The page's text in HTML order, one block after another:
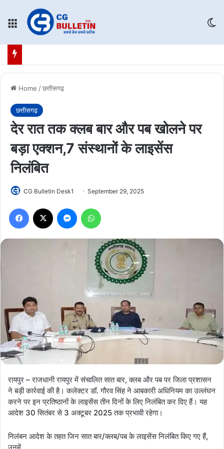
Menu
Home /छत्तीसगढ़
छत्तीसगढ़
देर रात तक क्लब बार और पब खोलने पर
बड़ा एक्शन,7 संस्थानों के लाइसेंस
निलंबित
CG Bulletin Desk1 September 29, 2025
Facebook Messenger
रायपुर – राजधानी रायपुर में संचालित सात बार, क्लब और पब पर जिला प्रशासन
ने बड़ी कार्रवाई की है। कलेक्टर डॉ. गौरव सिंह ने आबकारी अधिनियम का उल्लंघन
करने पर इन प्रतिष्ठानों के लाइसेंस तीन दिनों के लिए निलंबित कर दिए हैं। यह
आदेश 30 सितंबर से 3 अक्टूबर 2025 तक प्रभावी रहेगा।
निलंबन आदेश के तहत जिन सात बार/क्लब/पब के लाइसेंस निलंबित किए गए हैं,